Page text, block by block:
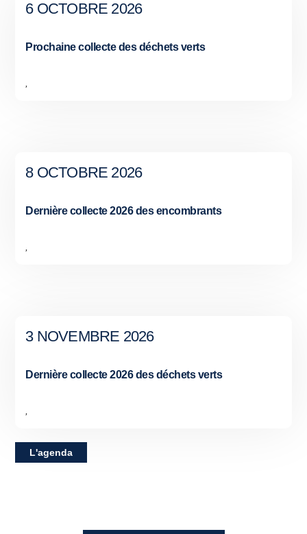
6 OCTOBRE 2026
Prochaine collecte des déchets verts
8 OCTOBRE 2026
Dernière collecte 2026 des encombrants
3 NOVEMBRE 2026
Dernière collecte 2026 des déchets verts
L'agenda